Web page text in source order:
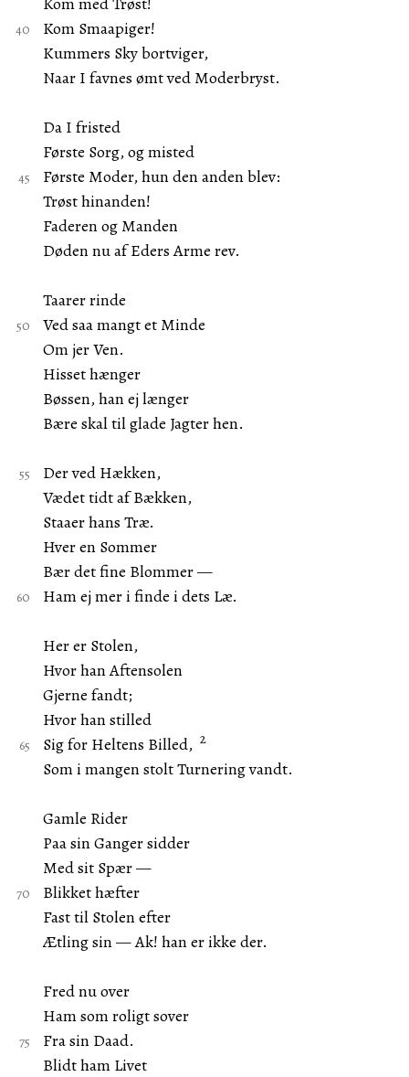
Kom Smaapiger!
Kummers Sky bortviger,
Naar I favnes ømt ved Moderbryst.
Da I fristed
Første Sorg, og misted
Første Moder, hun den anden blev:
Trøst hinanden!
Faderen og Manden
Døden nu af Eders Arme rev.
Taarer rinde
Ved saa mangt et Minde
Om jer Ven.
Hisset hænger
Bøssen, han ej længer
Bære skal til glade Jagter hen.
Der ved Hækken,
Vædet tidt af Bækken,
Staaer hans Træ.
Hver en Sommer
Bær det fine Blommer —
Ham ej mer i finde i dets Læ.
Her er Stolen,
Hvor han Aftensolen
Gjerne fandt;
Hvor han stilled
Sig for Heltens Billed, 2
Som i mangen stolt Turnering vandt.
Gamle Rider
Paa sin Ganger sidder
Med sit Spær —
Blikket hæfter
Fast til Stolen efter
Ætling sin — Ak! han er ikke der.
Fred nu over
Ham som roligt sover
Fra sin Daad.
Blidt ham Livet